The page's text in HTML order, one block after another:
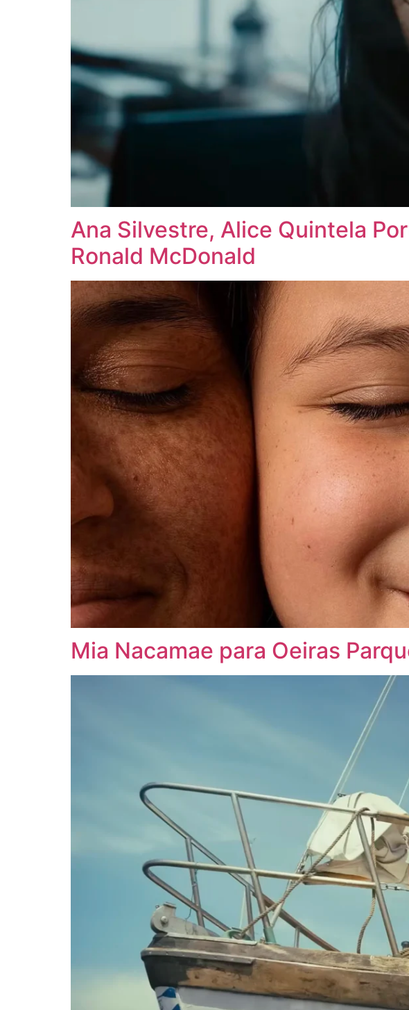
Ana Silvestre, Alice Quintela
Ronald McDonald
Mia Nacamae para Oeiras